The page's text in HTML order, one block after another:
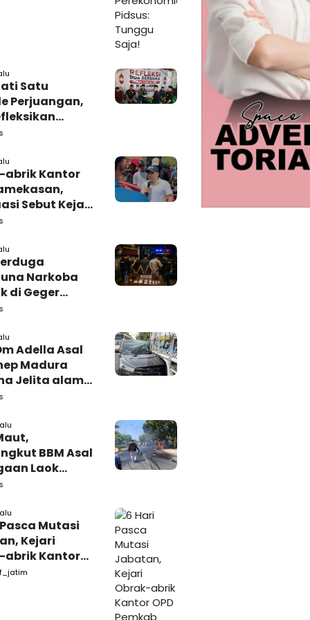
Satu
Perjuangan,
untuk
abrik Kantor
Sebut Kejari
Narkoba
di Geger
Polisi
Bukti
Adella Asal
Madura
Jelita alami
di
BBM Asal
Laok
Mutasi
Kejari
abrik Kantor